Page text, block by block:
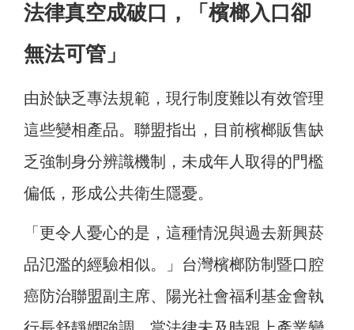
法律真空成破口，「檳榔入口卻
無法可管」
由於缺乏專法規範，現行制度難以有效管理
這些變相產品。聯盟指出，目前檳榔販售缺
乏強制身分辨識機制，未成年人取得的門檻
偏低，形成公共衛生隱憂。
「更令人憂心的是，這種情況與過去新興菸
品氾濫的經驗相似。」台灣檳榔防制暨口腔
癌防治聯盟副主席、陽光社會福利基金會執